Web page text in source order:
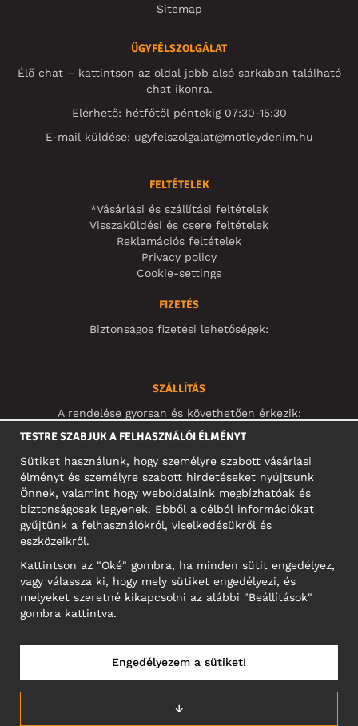
Sitemap
ÜGYFÉLSZOLGÁLAT
Élő chat – kattintson az oldal jobb alsó sarkában található
chat ikonra.
Elérhető: hétfőtől péntekig 07:30-15:30
E-mail küldése: ugyfelszolgalat@motleydenim.hu
FELTÉTELEK
*Vásárlási és szállítási feltételek
Visszaküldési és csere feltételek
Reklamációs feltételek
Privacy policy
Cookie-settings
FIZETÉS
Biztonságos fizetési lehetőségek:
SZÁLLÍTÁS
A rendelése gyorsan és követhetően érkezik:
KÖZÖSSÉGI MÉDIA
A CÉG CÍME
Motley Denim Europe OÜ
Narva mnt 5, EE-10117 Tallinn
NB! Ne küldjön visszárut erre a címre!
TESTRE SZABJUK A FELHASZNÁLÓI ÉLMÉNYT
Sütiket használunk, hogy személyre szabott vásárlási
élményt és személyre szabott hirdetéseket nyújtsunk
Önnek, valamint hogy weboldalaink megbízhatóak és
biztonságosak legyenek. Ebből a célból információkat
gyűjtünk a felhasználókról, viselkedésükről és
eszközeikről.
Kattintson az "Oké" gombra, ha minden sütit engedélyez,
vagy válassza ki, hogy mely sütiket engedélyezi, és
melyeket szeretné kikapcsolni az alábbi "Beállítások"
gombra kattintva.
↓
Engedélyezem a sütiket!